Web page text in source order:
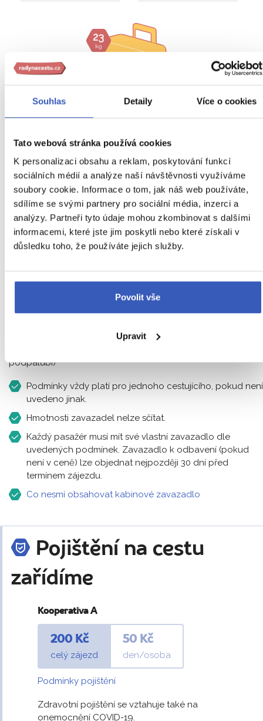
Souhlas Detaily Více o cookies
Tato webová stránka používá cookies
K personalizaci obsahu a reklam, poskytování funkcí
sociálních médií a analýze naší návštěvnosti využíváme
soubory cookie. Informace o tom, jak náš web používáte,
sdílíme se svými partnery pro sociální média, inzerci a
analýzy. Partneři tyto údaje mohou zkombinovat s dalšími
informacemi, které jste jim poskytli nebo které získali v
důsledku toho, že používáte jejich služby.
Povolit vše
Upravit
23
kg
Zavazadlo v ceně zájezdu: dvě kabinová zavazadla
kabinové zavazadlo o rozměrech 55 x 40 x 23 cm
malé kabinové zavazadlo (kabelka, laptop) o
rozměrech 30 x 20 x 38 cm (kombinovaná hmotnost
Zavazadlo za příplatek 1 900 CZK:
odbavované zavazadlo o
podpalubí)
Podmínky vždy platí pro jednoho cestujícího, pokud není
uvedeno jinak.
Hmotnosti zavazadel nelze sčítat.
Každý pasažér musí mít své vlastní zavazadlo dle
uvedených podmínek. Zavazadlo k odbavení (pokud
není v ceně) lze objednat nejpozději 30 dní před
termínem zájezdu.
Co nesmí obsahovat kabinové zavazadlo
Pojištění na cestu
zařídíme
Kooperativa A
200 Kč
celý zájezd
50 Kč
den/osoba
Podmínky pojištění
Zdravotní pojištění se vztahuje také na
onemocnění COVID-19.